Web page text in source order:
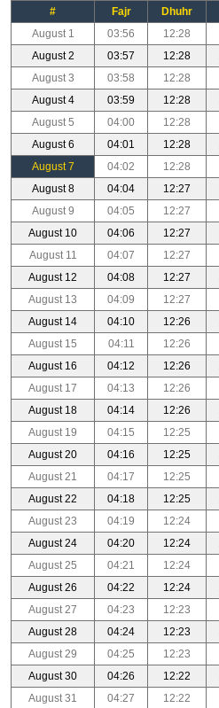
# Fajr Dhuhr
August 1
03:56 12:28
August 2
03:57 12:28
August 3
03:58 12:28
August 4
03:59 12:28
August 5
04:00 12:28
August 6
04:01 12:28
August 7
04:02 12:28
August 8
04:04 12:27
August 9
04:05 12:27
August 10
04:06 12:27
August 11
04:07 12:27
August 12
04:08 12:27
August 13
04:09 12:27
August 14
04:10 12:26
August 15
04:11 12:26
August 16
04:12 12:26
August 17
04:13 12:26
August 18
04:14 12:26
August 19
04:15 12:25
August 20
04:16 12:25
August 21
04:17 12:25
August 22
04:18 12:25
August 23
04:19 12:24
August 24
04:20 12:24
August 25
04:21 12:24
August 26
04:22 12:24
August 27
04:23 12:23
August 28
04:24 12:23
August 29
04:25 12:23
August 30
04:26 12:22
August 31
04:27 12:22